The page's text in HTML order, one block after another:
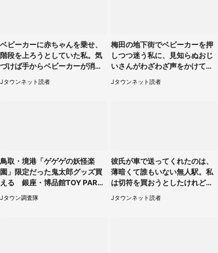
ベビーカーに赤ちゃんを乗せ、
階段を上ろうとしていた私。気
づけば手からベビーカーが消え
ていて（神奈川県・60代女性）
Jタウンネット読者
梅田の地下街でベビーカーを押
しつつ迷う私に、見知らぬおじ
いさんがわざわざ声をかけてき
て（兵庫県・30代女性）
Jタウンネット読者
鳥取・境港「ゲゲゲの妖怪楽
園」限定だった鬼太郎グッズ買
える 銀座・博品館TOY PARK
へ急げ【8／8～31】
Jタウン調査隊
彼氏が車で送ってくれたのは、
薄暗くて誰もいない無人駅。私
は切符を買おうとしたけれど
（山形県・20代女性）
Jタウンネット読者